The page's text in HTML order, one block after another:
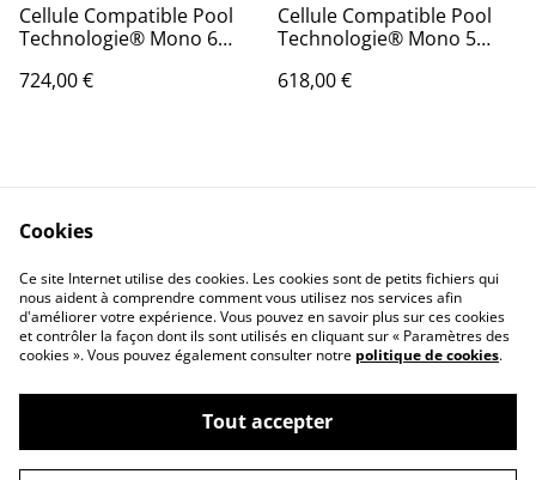
Cellule Compatible Pool
Technologie® Mono 6
724,00 €
Cellule Compatible Pool
Technologie® Mono 5
618,00 €
Contactez-nous
Conditions
Politique de
confidentialité
Politique de cookies
©2026MyCells4Pool
Cookies
Ce site Internet utilise des cookies. Les cookies sont de petits fichiers qui
nous aident à comprendre comment vous utilisez nos services afin
d'améliorer votre expérience. Vous pouvez en savoir plus sur ces cookies
et contrôler la façon dont ils sont utilisés en cliquant sur « Paramètres des
cookies ». Vous pouvez également consulter notre politique de cookies.
Tout accepter